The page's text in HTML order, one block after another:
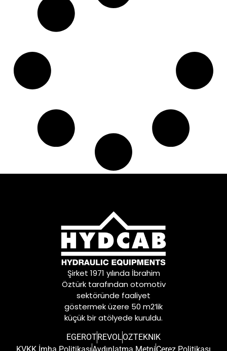
Şirket 1971 yılında İbrahim
Öztürk tarafından otomotiv
sektöründe faaliyet
göstermek üzere 50 m2’lik
küçük bir atölyede kuruldu.
EGEROTREVOLOZTEKNIK
KVKK İmha PolitikasıAydınlatma MetniÇerez Politikası